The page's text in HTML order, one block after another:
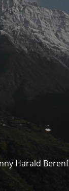
Harald